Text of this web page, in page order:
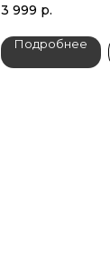
3 999 р.
Подробнее